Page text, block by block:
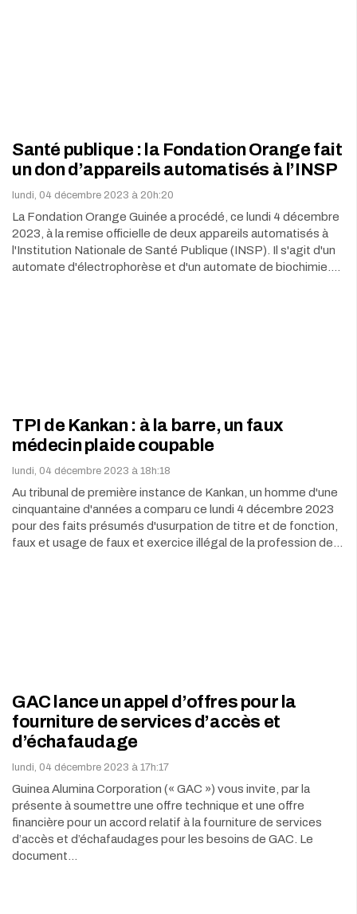
Santé publique : la Fondation Orange fait
un don d’appareils automatisés à l’INSP
lundi, 04 décembre 2023 à 20h:20
La Fondation Orange Guinée a procédé, ce lundi 4 décembre
2023, à la remise officielle de deux appareils automatisés à
l'Institution Nationale de Santé Publique (INSP). Il s'agit d'un
automate d'électrophorèse et d'un automate de biochimie.…
TPI de Kankan : à la barre, un faux
médecin plaide coupable
lundi, 04 décembre 2023 à 18h:18
Au tribunal de première instance de Kankan, un homme d'une
cinquantaine d'années a comparu ce lundi 4 décembre 2023
pour des faits présumés d'usurpation de titre et de fonction,
faux et usage de faux et exercice illégal de la profession de…
GAC lance un appel d’offres pour la
fourniture de services d’accès et
d’échafaudage
lundi, 04 décembre 2023 à 17h:17
Guinea Alumina Corporation (« GAC ») vous invite, par la
présente à soumettre une offre technique et une offre
financière pour un accord relatif à la fourniture de services
d’accès et d’échafaudages pour les besoins de GAC. Le
document…